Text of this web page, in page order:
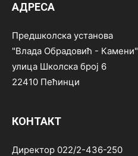
АДРЕСА
Предшколска установа
"Влада Обрадовић - Камени"
улица Школска број 6
22410 Пећинци
КОНТАКТ
Директор 022/2-436-250